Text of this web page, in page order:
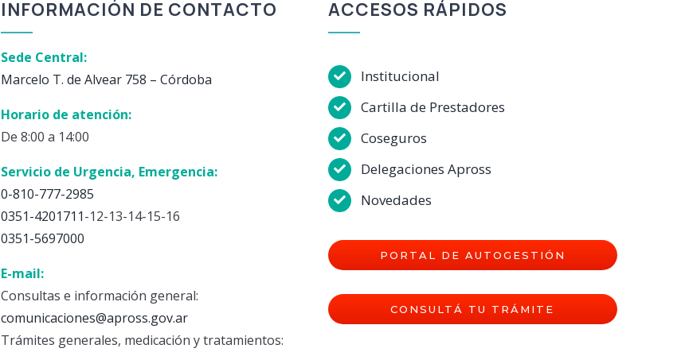
INFORMACIÓN DE CONTACTO
Sede Central:
Marcelo T. de Alvear 758 – Córdoba
Horario de atención:
De 8:00 a 14:00
Servicio de Urgencia, Emergencia:
0-810-777-2985
0351-4201711-12-13-14-15-16
0351-5697000
E-mail:
Consultas e información general:
comunicaciones@apross.gov.ar
Trámites generales, medicación y tratamientos:
ACCESOS RÁPIDOS
Institucional
Cartilla de Prestadores
Coseguros
Delegaciones Apross
Novedades
PORTAL DE AUTOGESTIÓN
CONSULTÁ TU TRÁMITE